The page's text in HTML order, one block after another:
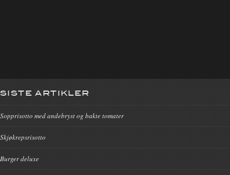
SISTE ARTIKLER
Sopprisotto med andebryst og bakte tomater
Skjøkrepsrisotto
Burger deluxe